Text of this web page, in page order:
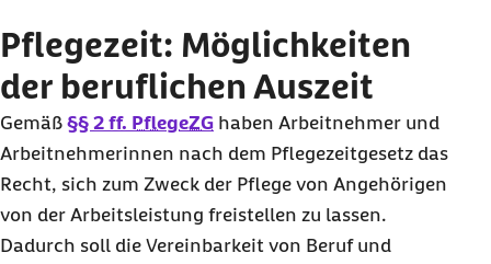
Auszeit
Pflegezeit: Möglichkeiten
der beruflichen Auszeit
Gemäß §§ 2 ff. PflegeZG haben Arbeitnehmer und
Arbeitnehmerinnen nach dem Pflegezeitgesetz das
Recht, sich zum Zweck der Pflege von Angehörigen
von der Arbeitsleistung freistellen zu lassen.
Dadurch soll die Vereinbarkeit von Beruf und